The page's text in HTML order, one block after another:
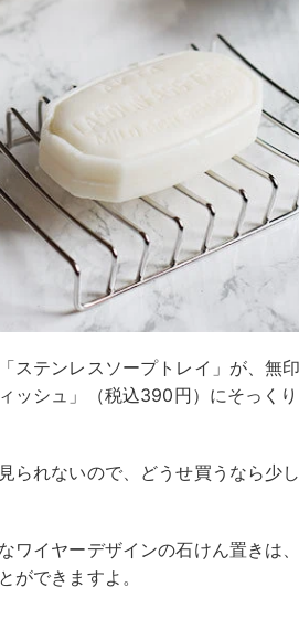
ステンレスソープトレイ」が、無
ッシュ」（税込390円）にそっく
られないので、どうせ買うなら少
ワイヤーデザインの石けん置きは
ができますよ。